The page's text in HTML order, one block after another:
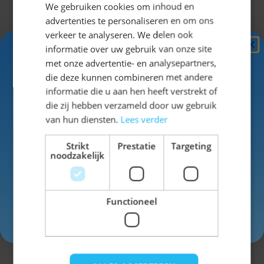
Dirndl Helmut met Pruik
Vanaf € 44,99
We gebruiken cookies om inhoud en
advertenties te personaliseren en om ons
verkeer te analyseren. We delen ook
informatie over uw gebruik van onze site
met onze advertentie- en analysepartners,
die deze kunnen combineren met andere
informatie die u aan hen heeft verstrekt of
die zij hebben verzameld door uw gebruik
van hun diensten. Lees verder
Strikt
noodzakelijk
Prestatie Targeting
Functioneel
Ontvang5%
KORTING!
Schrijf je nuin voor de nieuwsbrief en ontvang toegang
tot exclusieve kortingen!
Voor- en achternaam
Inschrijven